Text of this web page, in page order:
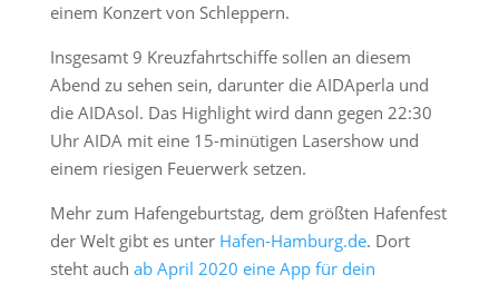
einem Konzert von Schleppern.
Insgesamt 9 Kreuzfahrtschiffe sollen an diesem
Abend zu sehen sein, darunter die AIDAperla und
die AIDAsol. Das Highlight wird dann gegen 22:30
Uhr AIDA mit eine 15-minütigen Lasershow und
einem riesigen Feuerwerk setzen.
Mehr zum Hafengeburtstag, dem größten Hafenfest
der Welt gibt es unter Hafen-Hamburg.de. Dort
steht auch ab April 2020 eine App für dein